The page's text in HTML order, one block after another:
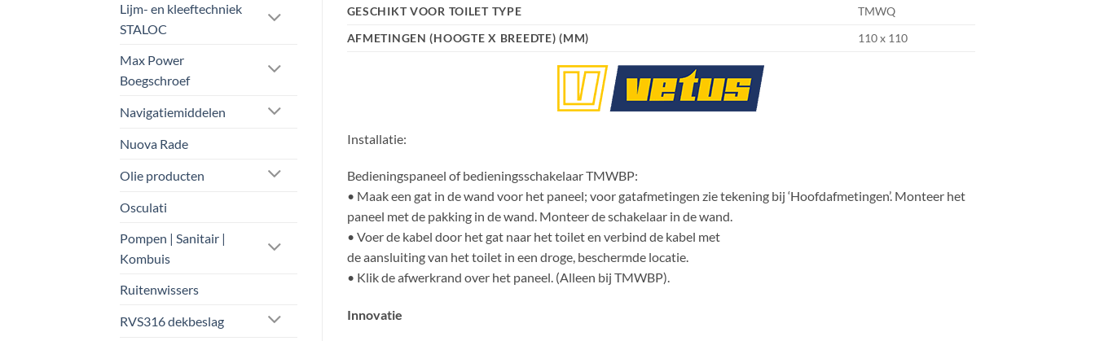
Lijm- en kleeftechniek
STALOC
Max Power
Boegschroef
Navigatiemiddelen
Nuova Rade
Olie producten
Osculati
Pompen | Sanitair |
Kombuis
Ruitenwissers
RVS316 dekbeslag
GESCHIKT VOOR TOILET TYPE
TMWQ
AFMETINGEN (HOOGTE X BREEDTE) (MM)
110 x 110
Installatie:
Bedieningspaneel of bedieningsschakelaar TMWBP:
• Maak een gat in de wand voor het paneel; voor gatafmetingen zie tekening bij ‘Hoofdafmetingen’. Monteer het
paneel met de pakking in de wand. Monteer de schakelaar in de wand.
• Voer de kabel door het gat naar het toilet en verbind de kabel met
de aansluiting van het toilet in een droge, beschermde locatie.
• Klik de afwerkrand over het paneel. (Alleen bij TMWBP).
Innovatie